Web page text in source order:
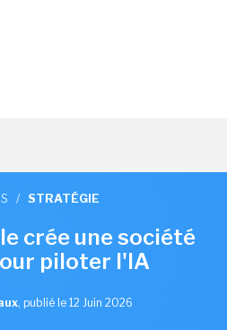
/ STRATÉGIE
crée une société
piloter l'IA
, publié le 12 Juin 2026